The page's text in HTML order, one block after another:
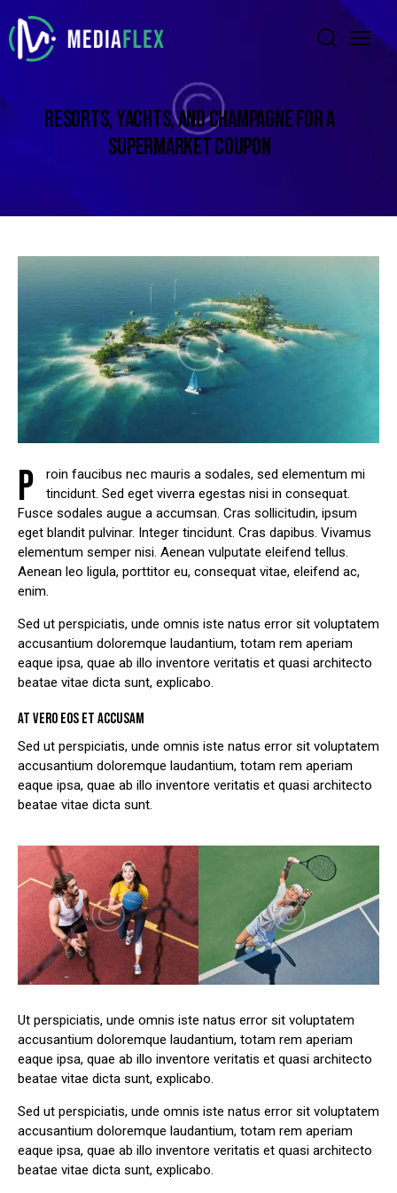
RESORTS, YACHTS, AND CHAMPAGNE FOR A
SUPERMARKET COUPON
P
roin faucibus nec mauris a sodales, sed elementum mi
tincidunt. Sed eget viverra egestas nisi in consequat.
Fusce sodales augue a accumsan. Cras sollicitudin, ipsum
eget blandit pulvinar. Integer tincidunt. Cras dapibus. Vivamus
elementum semper nisi. Aenean vulputate eleifend tellus.
Aenean leo ligula, porttitor eu, consequat vitae, eleifend ac,
enim.
Sed ut perspiciatis, unde omnis iste natus error sit voluptatem
accusantium doloremque laudantium, totam rem aperiam
eaque ipsa, quae ab illo inventore veritatis et quasi architecto
beatae vitae dicta sunt, explicabo.
AT VERO EOS ET ACCUSAM
Sed ut perspiciatis, unde omnis iste natus error sit voluptatem
accusantium doloremque laudantium, totam rem aperiam
eaque ipsa, quae ab illo inventore veritatis et quasi architecto
beatae vitae dicta sunt.
Ut perspiciatis, unde omnis iste natus error sit voluptatem
accusantium doloremque laudantium, totam rem aperiam
eaque ipsa, quae ab illo inventore veritatis et quasi architecto
beatae vitae dicta sunt, explicabo.
Sed ut perspiciatis, unde omnis iste natus error sit voluptatem
accusantium doloremque laudantium, totam rem aperiam
eaque ipsa, quae ab illo inventore veritatis et quasi architecto
beatae vitae dicta sunt, explicabo.